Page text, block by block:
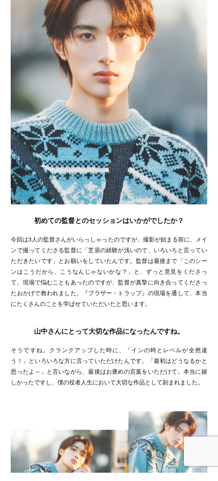
初めての監督とのセッションはいかがでしたか？
今回は3人の監督さんがいらっしゃったのですが、撮影が始まる前に、メイ
ンで撮ってくださる監督に「芝居の経験が浅いので、いろいろと言ってい
ただきたいです」とお願いをしていたんです。監督は最後まで「このシー
ンはこうだから、こうなんじゃないかな？」と、ずっと意見をくださっ
て。現場で悩むこともあったのですが、監督が真摯に向き合ってくださっ
たおかげで救われました。『ブラザー・トラップ』の現場を通して、本当
にたくさんのことを学ばせていただいたと思います。
山中さんにとって大切な作品になったんですね。
そうですね。クランクアップした時に、「インの時とレベルが全然違
う！」といろいろな方に言っていただけたんです。「最初はどうなるかと
思ったよ～」と言いながら、最後はお褒めの言葉をいただけて。本当に嬉
しかったですし、僕の役者人生において大切な作品として刻まれました。